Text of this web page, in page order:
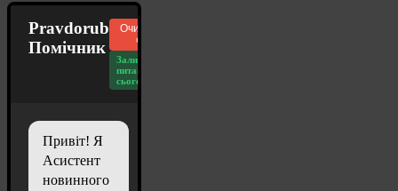
Pravdorub
Помічник
Очистити
чат
Залишилось
питань
сьогодні: 20
Привіт! Я
Асистент
новинного